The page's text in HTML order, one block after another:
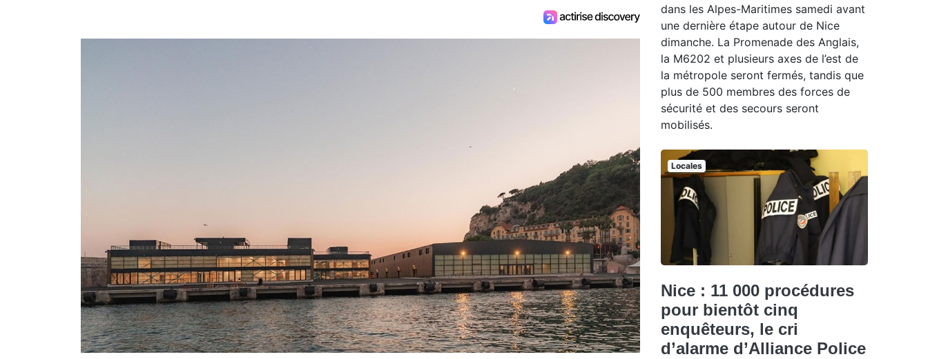
dans les Alpes-Maritimes samedi avant
une dernière étape autour de Nice
dimanche. La Promenade des Anglais,
la M6202 et plusieurs axes de l’est de
la métropole seront fermés, tandis que
plus de 500 membres des forces de
sécurité et des secours seront
mobilisés.
Locales
Nice : 11 000 procédures
pour bientôt cinq
enquêteurs, le cri
d’alarme d’Alliance Police